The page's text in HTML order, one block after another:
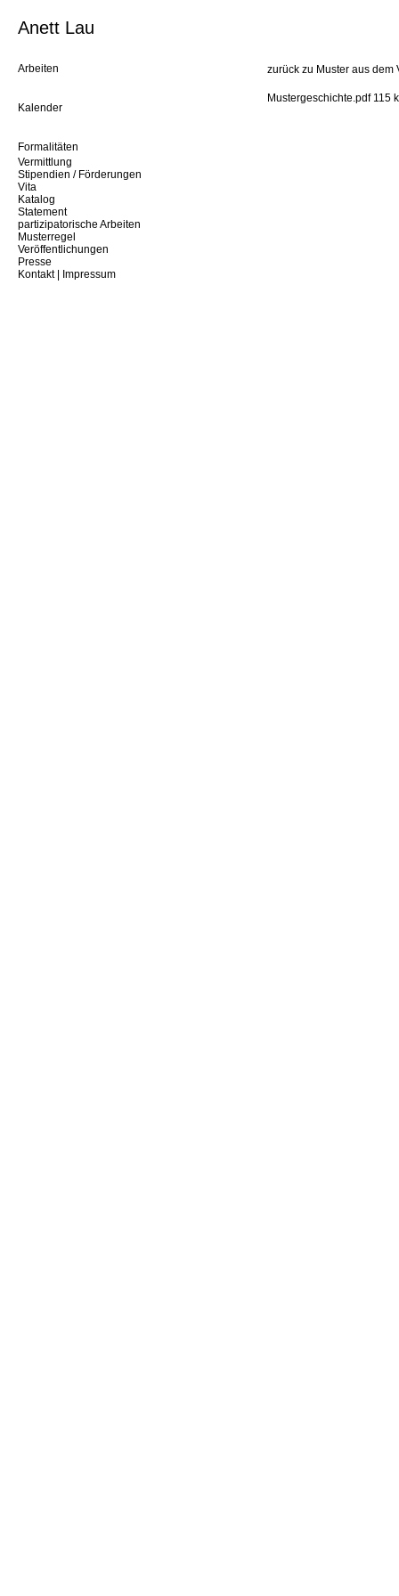
Anett Lau
Arbeiten
Kalender
Formalitäten
Vermittlung
Stipendien / Förderungen
Vita
Katalog
Statement
partizipatorische Arbeiten
Musterregel
Veröffentlichungen
Presse
Kontakt | Impressum
zurück zu Muster aus dem
Mustergeschichte.pdf 115